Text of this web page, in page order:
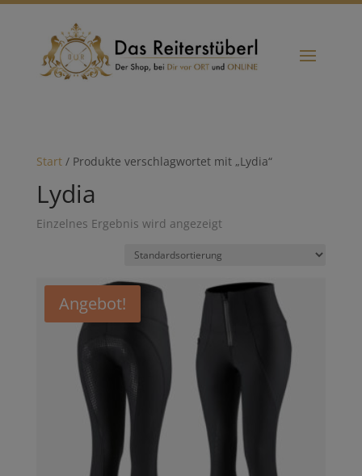
Start/ Produkte verschlagwortet mit „Lydia“
Lydia
Einzelnes Ergebnis wird angezeigt
Angebot!